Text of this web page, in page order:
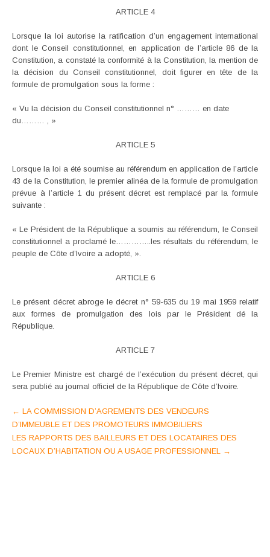
ARTICLE 4
Lorsque la loi autorise la ratification d’un engagement international
dont le Conseil constitutionnel, en application de l’article 86 de la
Constitution, a constaté la conformité à la Constitution, la mention de
la décision du Conseil constitutionnel, doit figurer en tête de la
formule de promulgation sous la forme :
« Vu la décision du Conseil constitutionnel n° ……… en date
du……… , »
ARTICLE 5
Lorsque la loi a été soumise au référendum en application de l’article
43 de la Constitution, le premier alinéa de la formule de promulgation
prévue à l’article 1 du présent décret est remplacé par la formule
suivante :
« Le Président de la République a soumis au référendum, le Conseil
constitutionnel a proclamé le…………..les résultats du référendum, le
peuple de Côte d’Ivoire a adopté, ».
ARTICLE 6
Le présent décret abroge le décret n° 59-635 du 19 mai 1959 relatif
aux formes de promulgation des lois par le Président dé la
République.
ARTICLE 7
Le Premier Ministre est chargé de l’exécution du présent décret, qui
sera publié au journal officiel de la République de Côte d’Ivoire.
Post
navigation
← LA COMMISSION D’AGREMENTS DES VENDEURS
D’IMMEUBLE ET DES PROMOTEURS IMMOBILIERS
LES RAPPORTS DES BAILLEURS ET DES LOCATAIRES DES
LOCAUX D’HABITATION OU A USAGE PROFESSIONNEL
→